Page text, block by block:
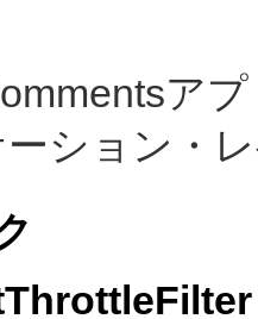
ア
ーション・